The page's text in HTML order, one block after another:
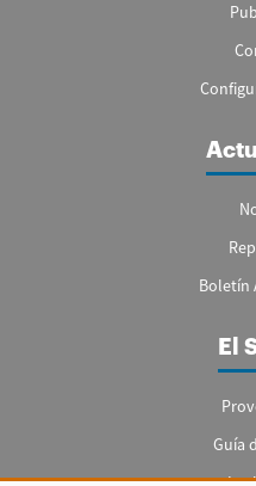
Boletín
El
Guía